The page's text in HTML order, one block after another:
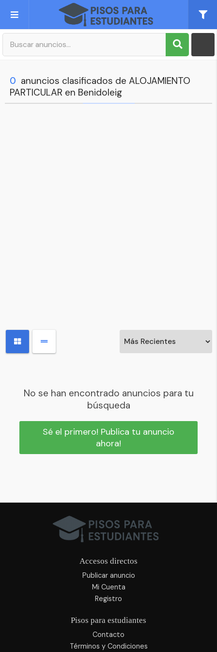
Publica tu Anuncio
Mi cuenta
0 anuncios clasificados de ALOJAMIENTO
PARTICULAR en Benidoleig
No se han encontrado anuncios para tu
búsqueda
Sé el primero! Publica tu anuncio
ahora!
Accesos directos
Publicar anuncio
Mi Cuenta
Registro
Pisos para estudiantes
Contacto
Términos y Condiciones